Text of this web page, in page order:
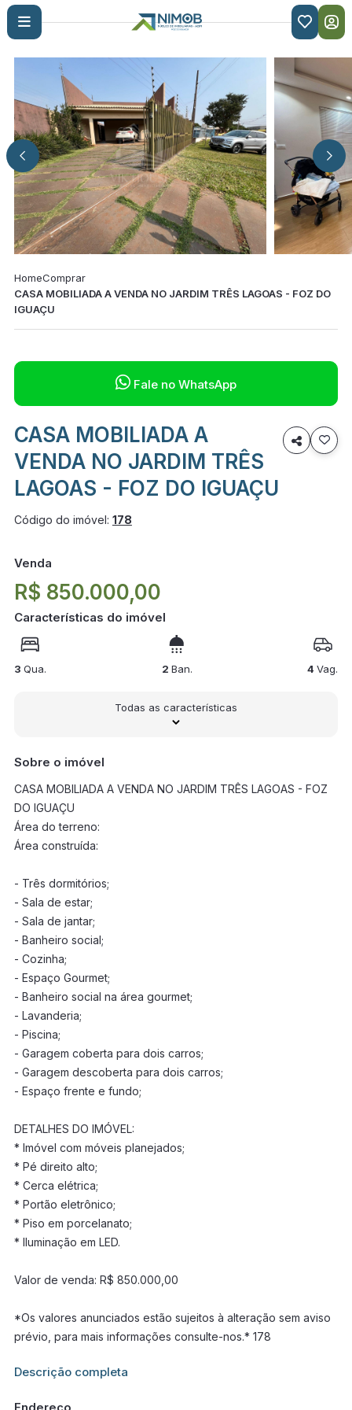

HomeComprar
CASA MOBILIADA A VENDA NO JARDIM TRÊS LAGOAS - FOZ DO
IGUAÇU
 Fale no WhatsApp
CASA MOBILIADA A
VENDA NO JARDIM TRÊS
LAGOAS - FOZ DO IGUAÇU

Código do imóvel: 178
Venda
R$ 850.000,00
Características do imóvel
3 Qua. 2 Ban. 4Vag.
Todas as características
Sobre o imóvel
CASA MOBILIADA A VENDA NO JARDIM TRÊS LAGOAS - FOZ
DO IGUAÇU
Área do terreno:
Área construída:
- Três dormitórios;
- Sala de estar;
- Sala de jantar;
- Banheiro social;
- Cozinha;
- Espaço Gourmet;
- Banheiro social na área gourmet;
- Lavanderia;
- Piscina;
- Garagem coberta para dois carros;
- Garagem descoberta para dois carros;
- Espaço frente e fundo;
DETALHES DO IMÓVEL:
* Imóvel com móveis planejados;
* Pé direito alto;
* Cerca elétrica;
* Portão eletrônico;
* Piso em porcelanato;
* Iluminação em LED.
Valor de venda: R$ 850.000,00
*Os valores anunciados estão sujeitos à alteração sem aviso
prévio, para mais informações consulte-nos.* 178
Informações adicionais sobre este imóvel estarão disponíveis
Descrição completa